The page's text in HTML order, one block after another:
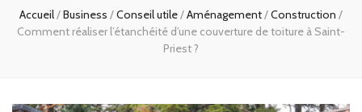
Accueil/Business /Conseil utile/Aménagement/Construction /
Comment réaliser l’étanchéité d’une couverture de toiture à Saint-
Priest ?